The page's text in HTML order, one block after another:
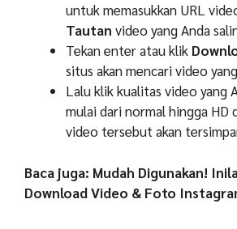
untuk memasukkan URL
Tautan video yang Anda
Tekan enter atau klik
situs akan mencari video
Lalu klik kualitas video yang
mulai dari normal hingga HD
video tersebut akan
Baca juga: Mudah Digunakan!
Download Video & Foto